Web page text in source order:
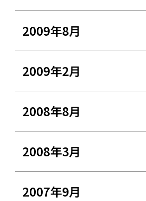
2009年8月
2009年2月
2008年8月
2008年3月
2007年9月